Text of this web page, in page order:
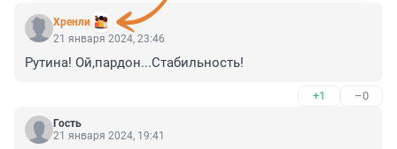
Хренли
21 января 2024, 23:46
Рутина! Ой,пардон...Стабильность!
+1 –0
Гость
21 января 2024, 19:41